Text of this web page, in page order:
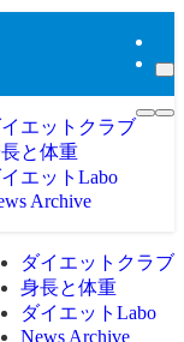
エットクラブ
と体重
エットLabo
Archive
ダイエットクラブ
身長と体重
ダイエットLabo
News Archive